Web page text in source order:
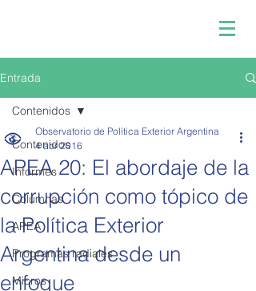
Entrada
Contenidos
Informes
Columnas
APEA
Programas radiales
Micros
Contenidos
APEA 20: El abordaje de la
corrupción como tópico de
la Política Exterior
Argentina desde un
enfoque
Observatorio de Política Exterior Argentina
4 abr 2016